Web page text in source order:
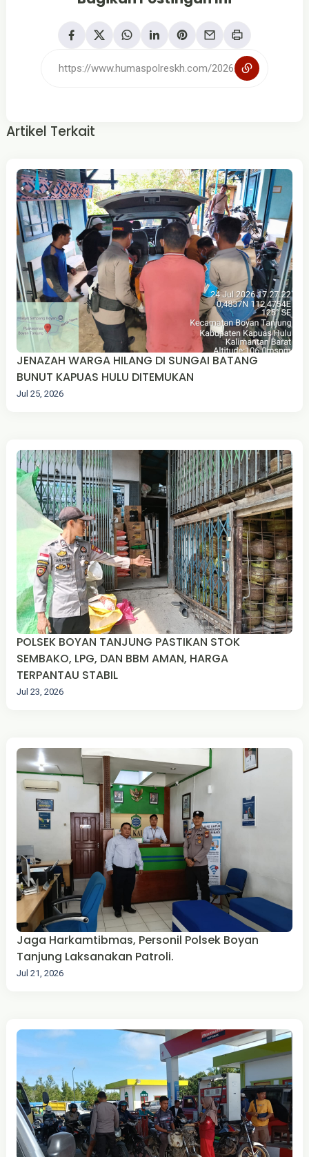
Artikel Terkait
JENAZAH WARGA HILANG DI SUNGAI BATANG
BUNUT KAPUAS HULU DITEMUKAN
Jul 25, 2026
POLSEK BOYAN TANJUNG PASTIKAN STOK
SEMBAKO, LPG, DAN BBM AMAN, HARGA
TERPANTAU STABIL
Jul 23, 2026
Jaga Harkamtibmas, Personil Polsek Boyan
Tanjung Laksanakan Patroli.
Jul 21, 2026